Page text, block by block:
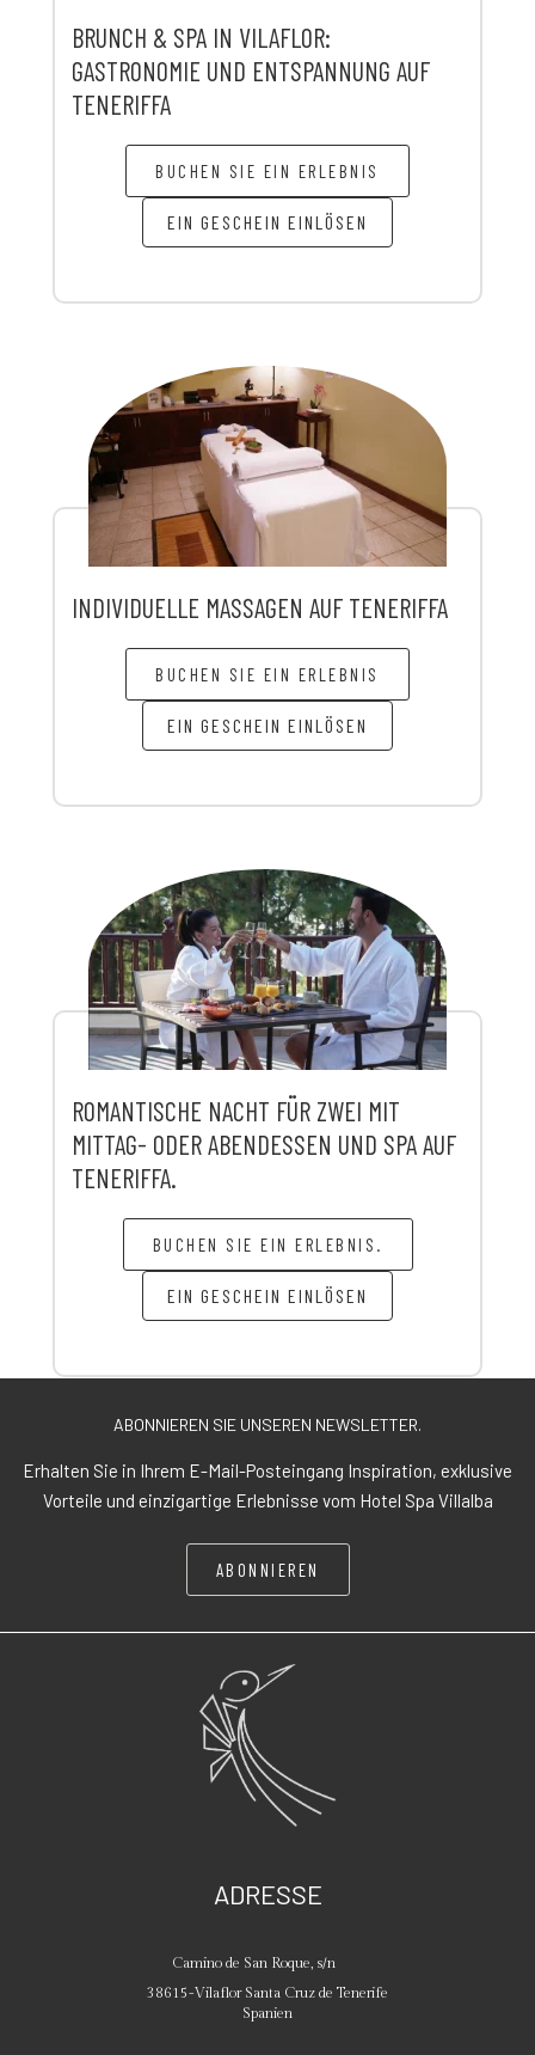
BRUNCH & SPA IN VILAFLOR:
GASTRONOMIE UND ENTSPANNUNG AUF
TENERIFFA
BUCHEN SIE EIN ERLEBNIS
EIN GESCHEIN EINLÖSEN
INDIVIDUELLE MASSAGEN AUF TENERIFFA
BUCHEN SIE EIN ERLEBNIS
EIN GESCHEIN EINLÖSEN
ROMANTISCHE NACHT FÜR ZWEI MIT
MITTAG- ODER ABENDESSEN UND SPA AUF
TENERIFFA.
BUCHEN SIE EIN ERLEBNIS.
EIN GESCHEIN EINLÖSEN
ABONNIEREN SIE UNSEREN NEWSLETTER.
Erhalten Sie in Ihrem E-Mail-Posteingang Inspiration, exklusive
Vorteile und einzigartige Erlebnisse vom Hotel Spa Villalba
ABONNIEREN
ADRESSE
Camino de San Roque, s/n
38615-Vilaflor Santa Cruz de Tenerife
Spanien